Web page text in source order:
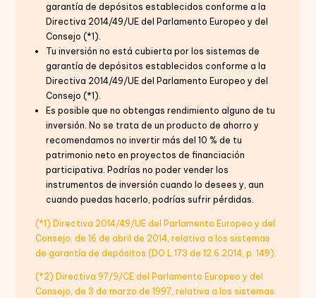
garantía de depósitos establecidos conforme a la
Directiva 2014/49/UE del Parlamento Europeo y del
Consejo (*1).
Tu inversión no está cubierta por los sistemas de
garantía de depósitos establecidos conforme a la
Directiva 2014/49/UE del Parlamento Europeo y del
Consejo (*1).
Es posible que no obtengas rendimiento alguno de tu
inversión. No se trata de un producto de ahorro y
recomendamos no invertir más del 10 % de tu
patrimonio neto en proyectos de financiación
participativa. Podrías no poder vender los
instrumentos de inversión cuando lo desees y, aun
cuando puedas hacerlo, podrías sufrir pérdidas.
(*1) Directiva 2014/49/UE del Parlamento Europeo y del
Consejo, de 16 de abril de 2014, relativa a los sistemas
de garantía de depósitos (DO L 173 de 12.6.2014, p. 149).
(*2) Directiva 97/9/CE del Parlamento Europeo y del
Consejo, de 3 de marzo de 1997, relativa a los sistemas